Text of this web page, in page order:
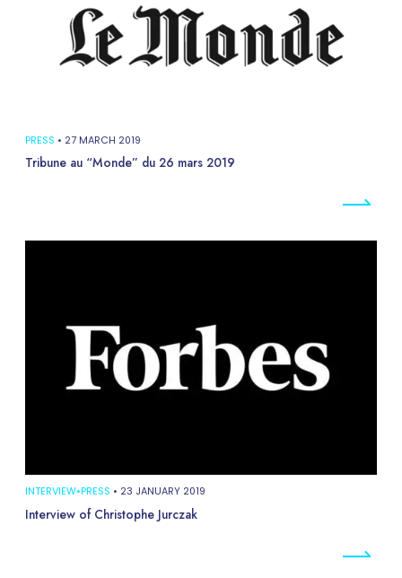
PRESS • 27 MARCH 2019
Tribune au “Monde” du 26 mars 2019
INTERVIEW•PRESS • 23 JANUARY 2019
Interview of Christophe Jurczak